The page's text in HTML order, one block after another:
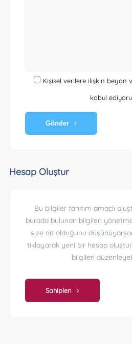
Kişisel verilere ilişkin beyan
kabul
Gönder
Hesap Oluştur
Bu bilgiler tanıtım amaçlı
burada bulunan bilgileri
size ait olduğunu
tıklayarak yeni bir hesap
bilgileri
Sahiplen